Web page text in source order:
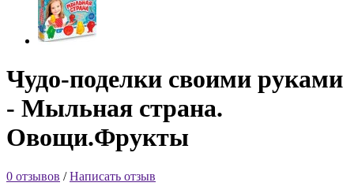
Чудо-поделки своими руками
- Мыльная страна.
Овощи.Фрукты
0 отзывов /Написать отзыв